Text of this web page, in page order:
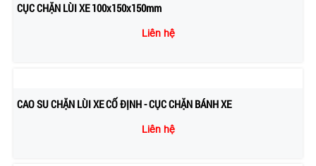
CỤC CHẶN LÙI XE 100x150x150mm
Liên hệ
CAO SU CHẶN LÙI XE CỐ ĐỊNH - CỤC CHẶN BÁNH XE
Liên hệ